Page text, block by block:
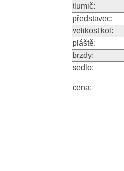
tlumič:
představec:
velikost kol:
pláště:
brzdy:
sedlo:
cena: